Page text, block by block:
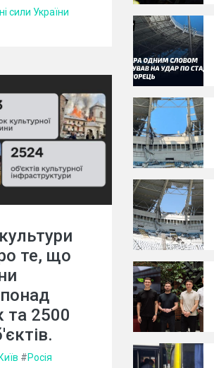
сили України
те, що
та 2500
Київ #Росія